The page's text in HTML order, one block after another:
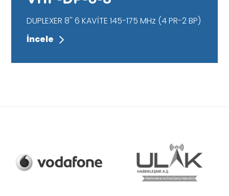
DUPLEXER 8'' 6 KAVİTE 145-175 MHz (4 PR-2 BP)
İncele